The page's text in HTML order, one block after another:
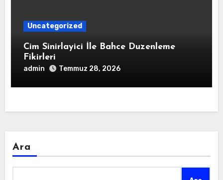
Uncategorized
Cim Sinirlayici İle Bahce Duzenleme
Fikirleri
admin Temmuz 28, 2026
Ara